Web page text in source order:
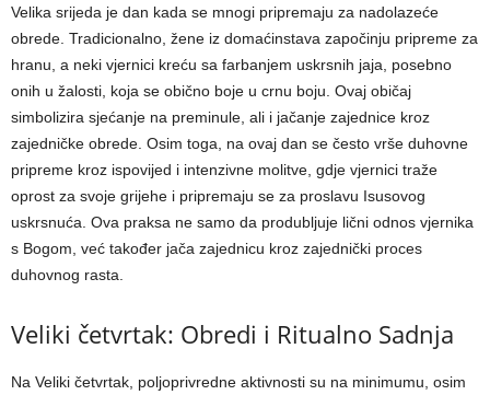
Velika srijeda je dan kada se mnogi pripremaju za nadolazeće
obrede. Tradicionalno, žene iz domaćinstava započinju pripreme za
hranu, a neki vjernici kreću sa farbanjem uskrsnih jaja, posebno
onih u žalosti, koja se obično boje u crnu boju. Ovaj običaj
simbolizira sjećanje na preminule, ali i jačanje zajednice kroz
zajedničke obrede. Osim toga, na ovaj dan se često vrše duhovne
pripreme kroz ispovijed i intenzivne molitve, gdje vjernici traže
oprost za svoje grijehe i pripremaju se za proslavu Isusovog
uskrsnuća. Ova praksa ne samo da produbljuje lični odnos vjernika
s Bogom, već također jača zajednicu kroz zajednički proces
duhovnog rasta.
Veliki četvrtak: Obredi i Ritualno Sadnja
Na Veliki četvrtak, poljoprivredne aktivnosti su na minimumu, osim